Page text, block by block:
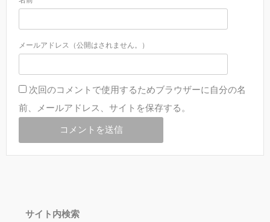
メールアドレス（公開はされません。）
次回のコメントで使用するためブラウザーに自分の名
前、メールアドレス、サイトを保存する。
サイト内検索